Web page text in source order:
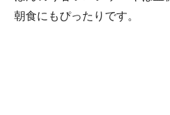
朝食にもぴったりです。